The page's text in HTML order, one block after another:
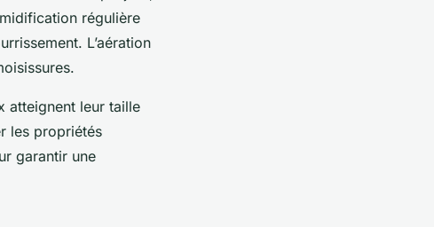
régulière
L’aération
atteignent leur taille
les propriétés
garantir une